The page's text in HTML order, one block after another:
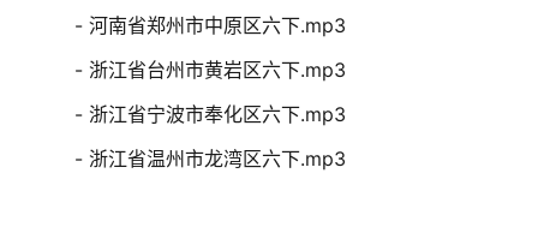
- 河南省郑州市中原区六下.mp3
- 浙江省台州市黄岩区六下.mp3
- 浙江省宁波市奉化区六下.mp3
- 浙江省温州市龙湾区六下.mp3